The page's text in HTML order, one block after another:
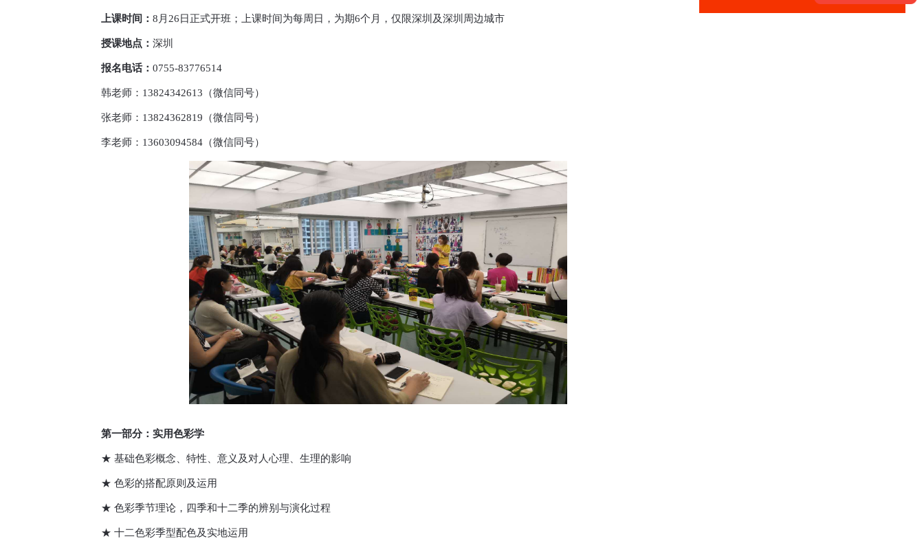
上课时间： 8月26日正式开班；上课时间为每周日，为期6个月，仅限深圳及深圳周边城市
授课地点： 深圳
报名电话： 0755-83776514
韩老师：13824342613（微信同号）
张老师：13824362819（微信同号）
李老师：13603094584（微信同号）
第一部分：实用色彩学
★ 基础色彩概念、特性、意义及对人心理、生理的影响
★ 色彩的搭配原则及运用
★ 色彩季节理论，四季和十二季的辨别与演化过程
★ 十二色彩季型配色及实地运用